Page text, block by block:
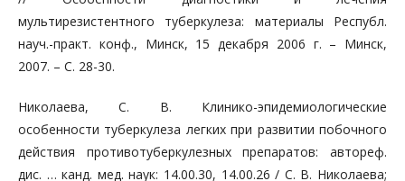
мультирезистентного туберкулеза: материалы Республ.
науч.-практ. конф., Минск, 15 декабря 2006 г. – Минск,
2007. – С. 28-30.
Николаева, С. В. Клинико-эпидемиологические
особенности туберкулеза легких при развитии побочного
действия противотуберкулезных препаратов: автореф.
дис. … канд. мед. наук: 14.00.30, 14.00.26 / С. В. Николаева;